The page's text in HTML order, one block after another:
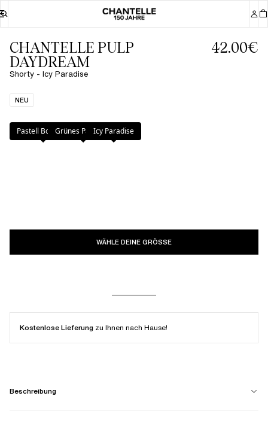
CHANTELLE PULP
DAYDREAM
Shorty - Icy Paradise
42.00€
NEU
Farbe:Icy Paradise
Pastell BouquetGrünes ParadiesIcy Paradise
WÄHLE DEINE GRÖSSE
Kostenlose Lieferung zu Ihnen nach Hause!
Beschreibung